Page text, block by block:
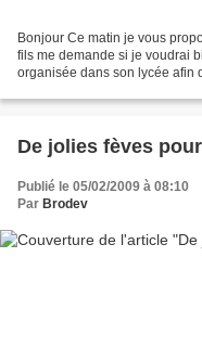
Bonjour Ce matin je vous
fils me demande si je voudrai
organisée dans son lycée afin
De jolies fèves
Publié le 05/02/2009 à 08:10
Par Brodev